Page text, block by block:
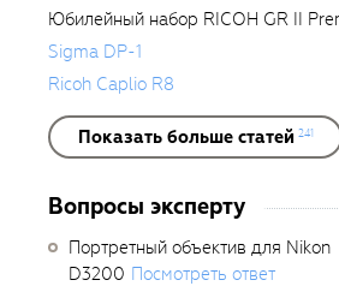
Юбилейный набор RICOH GR II
Sigma DP-1
Ricoh Caplio R8
Показать больше статей 241
Вопросы эксперту
Портретный объектив для Nikon
D3200 Посмотреть ответ